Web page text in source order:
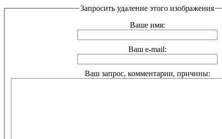
Запросить удаление этого изображения
Ваше имя:
Ваш e-mail:
Ваш запрос, комментарии, причины: